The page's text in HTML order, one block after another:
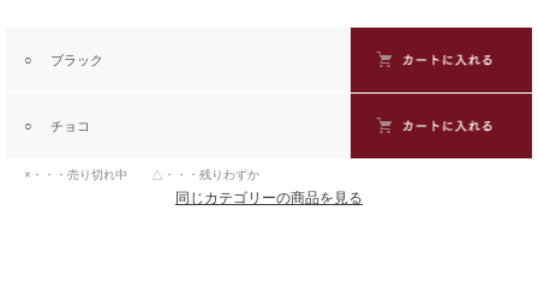
○ ブラック
○ チョコ
×・・・売り切れ中 △・・・残りわずか
同じカテゴリーの商品を見る